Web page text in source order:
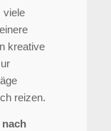
viele
kreative
reizen.